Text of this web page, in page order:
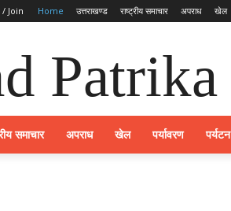
/ Join Home उत्तराखण्ड राष्ट्रीय समाचार अपराध खेल
Patrika
समाचार अपराध खेल पर्यावरण पर्यटन